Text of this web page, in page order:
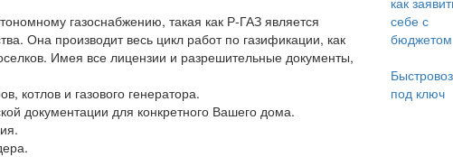
газоснабжению, такая как Р-ГАЗ является
Она производит весь цикл работ по газификации, как
Имея все лицензии и разрешительные документы,
котлов и газового генератора.
документации для конкретного Вашего дома.
под ключ